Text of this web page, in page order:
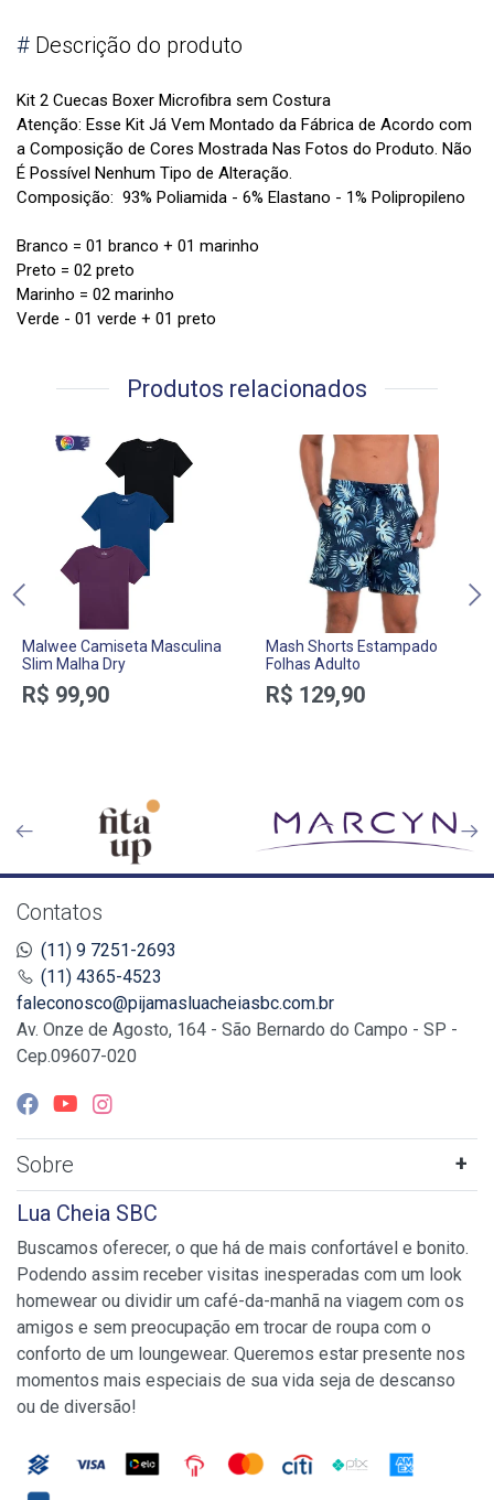
# Descrição do produto
Kit 2 Cuecas Boxer Microfibra sem Costura
Atenção: Esse Kit Já Vem Montado da Fábrica de Acordo com
a Composição de Cores Mostrada Nas Fotos do Produto. Não
É Possível Nenhum Tipo de Alteração.
Composição: 93% Poliamida - 6% Elastano - 1% Polipropileno
Branco = 01 branco + 01 marinho
Preto = 02 preto
Marinho = 02 marinho
Verde - 01 verde + 01 preto
Produtos relacionados
Malwee Camiseta Masculina
Slim Malha Dry
R$ 99,90
Mash Shorts Estampado
Folhas Adulto
R$ 129,90
Contatos
(11) 9 7251-2693
(11) 4365-4523
faleconosco@pijamasluacheiasbc.com.br
Av. Onze de Agosto, 164 - São Bernardo do Campo - SP -
Cep.09607-020
Sobre
Lua Cheia SBC
Buscamos oferecer, o que há de mais confortável e bonito.
Podendo assim receber visitas inesperadas com um look
homewear ou dividir um café-da-manhã na viagem com os
amigos e sem preocupação em trocar de roupa com o
conforto de um loungewear. Queremos estar presente nos
momentos mais especiais de sua vida seja de descanso
ou de diversão!